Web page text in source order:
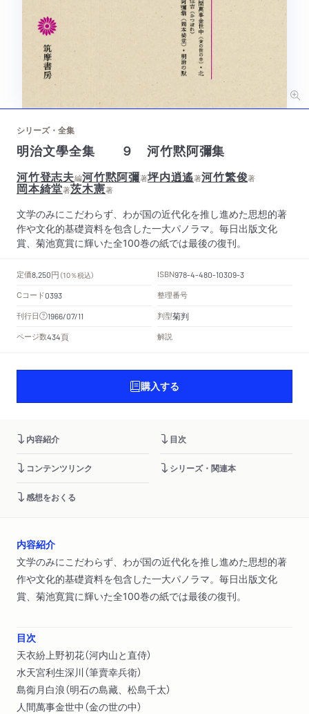
シリーズ・全集
明治文學全集 ９ 河竹黙阿彌集
河竹登志夫編河竹黙阿彌著坪内逍遙著河竹繁俊著
岡本綺堂著茨木憲著
文学のみにこだわらず、わが国の近代化を推し進めた思想的著
作や文化的基礎資料を包含した一大パノラマ。毎日出版文化
賞、菊池寛賞に輝いた全100巻の紙では最後の復刊。
定価8,250円 （10％税込） ISBN978-4-480-10309-3
Cコード0393
整理番号
刊行日
1966/07/11 判型菊判
ページ数434頁 解説
購入する
内容紹介 目次
コンテンツリンク シリーズ・関連本
感想をおくる
内容紹介
文学のみにこだわらず、わが国の近代化を推し進めた思想的著
作や文化的基礎資料を包含した一大パノラマ。毎日出版文化
賞、菊池寛賞に輝いた全100巻の紙では最後の復刊。
目次
天衣紛上野初花（河内山と直侍）
水天宮利生深川（筆賣幸兵衛）
島鵆月白浪（明石の島藏、松島千太）
人間萬事金世中（金の世の中）